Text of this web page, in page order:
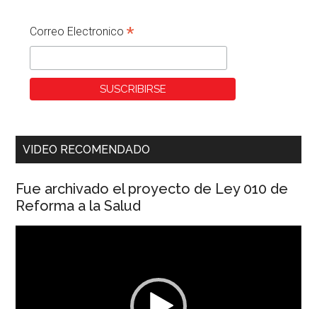
Correo Electronico*
VIDEO RECOMENDADO
Fue archivado el proyecto de Ley 010 de
Reforma a la Salud